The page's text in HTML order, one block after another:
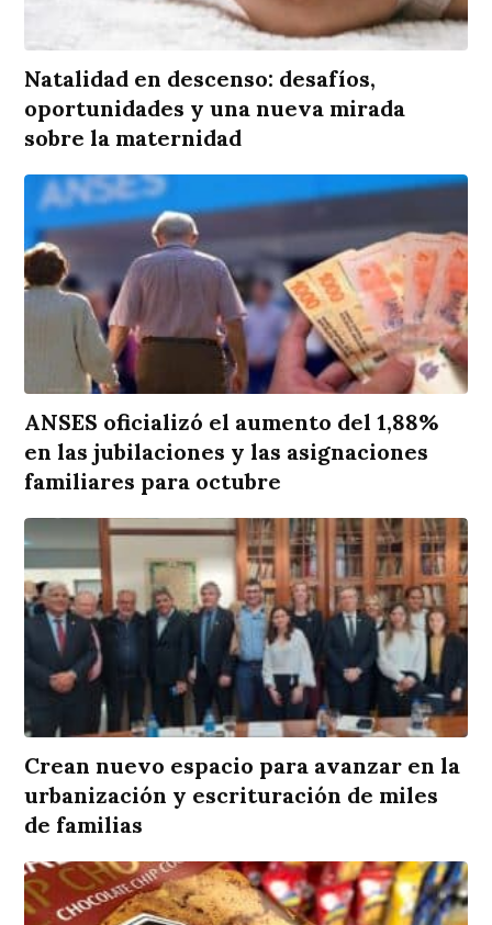
Natalidad en descenso: desafíos,
oportunidades y una nueva mirada
sobre la maternidad
ANSES oficializó el aumento del 1,88%
en las jubilaciones y las asignaciones
familiares para octubre
Crean nuevo espacio para avanzar en la
urbanización y escrituración de miles
de familias